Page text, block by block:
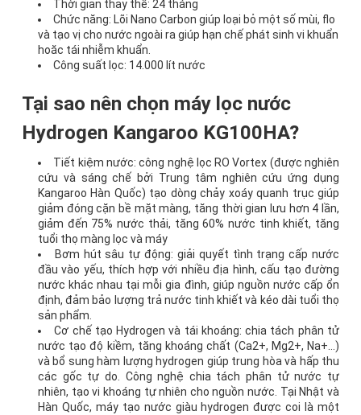
Thời gian thay thế: 24 tháng
Chức năng: Lõi Nano Carbon giúp loại bỏ một số mùi, flo
và tạo vị cho nước ngoài ra giúp hạn chế phát sinh vi khuẩn
hoăc tái nhiễm khuẩn.
Công suất lọc: 14.000 lít nước
Tại sao nên chọn máy lọc nước
Hydrogen Kangaroo KG100HA?
Tiết kiệm nước: công nghệ lọc RO Vortex (được nghiên
cứu và sáng chế bởi Trung tâm nghiên cứu ứng dụng
Kangaroo Hàn Quốc) tạo dòng chảy xoáy quanh trục giúp
giảm đóng cặn bề mặt màng, tăng thời gian lưu hơn 4 lần,
giảm đến 75% nước thải, tăng 60% nước tinh khiết, tăng
tuổi thọ màng lọc và máy
Bơm hút sâu tự động: giải quyết tình trạng cấp nước
đầu vào yếu, thích hợp với nhiều địa hình, cấu tạo đường
nước khác nhau tại mỗi gia đình, giúp nguồn nước cấp ổn
định, đảm bảo lượng trả nước tinh khiết và kéo dài tuổi thọ
sản phẩm.
Cơ chế tạo Hydrogen và tái khoáng: chia tách phân tử
nước tạo độ kiềm, tăng khoáng chất (Ca2+, Mg2+, Na+…)
và bổ sung hàm lượng hydrogen giúp trung hòa và hấp thu
các gốc tự do. Công nghệ chia tách phân tử nước tự
nhiên, tạo vi khoáng tự nhiên cho nguồn nước. Tại Nhật và
Hàn Quốc, máy tạo nước giàu hydrogen được coi là một